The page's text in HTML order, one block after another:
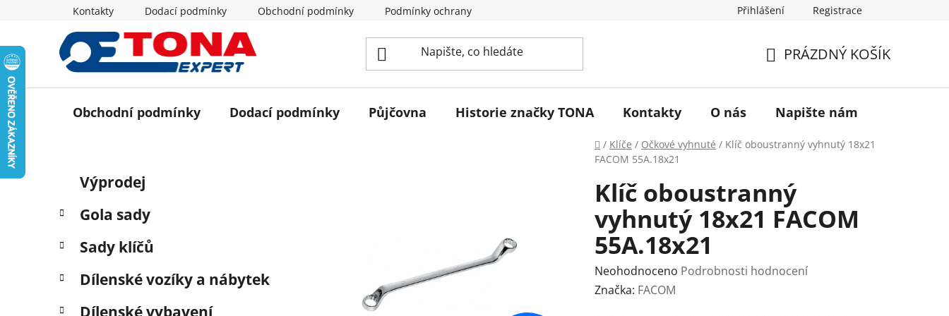
Kontakty Dodací podmínky Obchodní podmínky Podmínky ochrany osobních údajů Historie značky TONA
Přihlášení Registrace
KOŠÍK
PRÁZDNÝ KOŠÍK
Obchodní podmínky Dodací podmínky Půjčovna Historie značky TONA Kontakty O nás Napište nám
Domů
/ Klíče / Očkové vyhnuté / Klíč oboustranný vyhnutý 18x21
FACOM 55A.18x21
s
r
n
n
Přeskočit
kategorie
e
o
i
Výprodej
Gola sady
Sady klíčů
Dílenské vozíky a nábytek
Dílenské vybavení
Klíč oboustranný
vyhnutý 18x21 FACOM
55A.18x21
Průměrné
hodnocení
Neohodnoceno Podrobnosti hodnocení
Značka: FACOM